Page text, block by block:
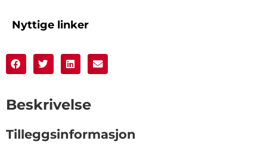
Nyttige linker
Beskrivelse
Tilleggsinformasjon